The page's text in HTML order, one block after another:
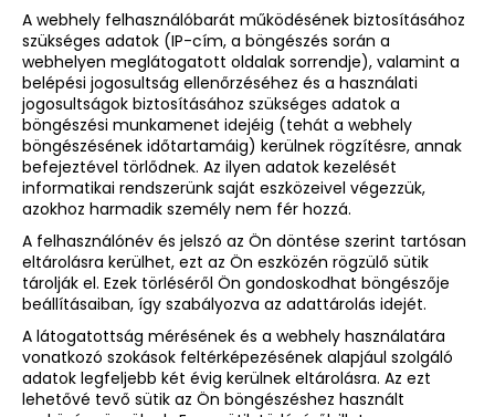
A webhely felhasználóbarát működésének biztosításához
szükséges adatok (IP-cím, a böngészés során a
webhelyen meglátogatott oldalak sorrendje), valamint a
belépési jogosultság ellenőrzéséhez és a használati
jogosultságok biztosításához szükséges adatok a
böngészési munkamenet idejéig (tehát a webhely
böngészésének időtartamáig) kerülnek rögzítésre, annak
befejeztével törlődnek. Az ilyen adatok kezelését
informatikai rendszerünk saját eszközeivel végezzük,
azokhoz harmadik személy nem fér hozzá.
A felhasználónév és jelszó az Ön döntése szerint tartósan
eltárolásra kerülhet, ezt az Ön eszközén rögzülő sütik
tárolják el. Ezek törléséről Ön gondoskodhat böngészője
beállításaiban, így szabályozva az adattárolás idejét.
A látogatottság mérésének és a webhely használatára
vonatkozó szokások feltérképezésének alapjául szolgáló
adatok legfeljebb két évig kerülnek eltárolásra. Az ezt
lehetővé tevő sütik az Ön böngészéshez használt